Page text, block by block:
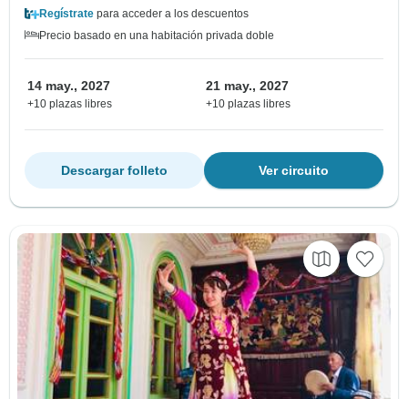
Regístrate para acceder a los descuentos
Precio basado en una habitación privada doble
14 may., 2027
+10 plazas libres
21 may., 2027
+10 plazas libres
Ver circuito
Descargar folleto